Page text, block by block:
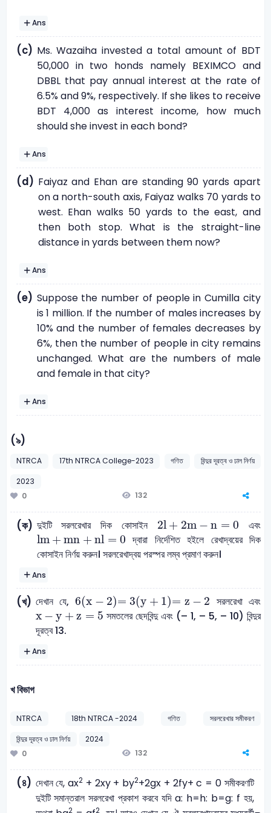
Ans
(c) Ms. Wazaiha invested a total amount of BDT
50,000 in two honds namely BEXIMCO and
DBBL that pay annual interest at the rate of
6.5% and 9%, respectively. If she likes to receive
BDT 4,000 as interest income, how much
should she invest in each bond?
Ans
(d) Faiyaz and Ehan are standing 90 yards apart
on a north-south axis, Faiyaz walks 70 yards to
west. Ehan walks 50 yards to the east, and
then both stop. What is the straight-line
distance in yards between them now?
Ans
(e) Suppose the number of people in Cumilla city
is 1 million. If the number of males increases by
10% and the number of females decreases by
6%, then the number of people in city remains
unchanged. What are the numbers of male
and female in that city?
Ans
(৯)
NTRCA 17th NTRCA College-2023 গণিত
বিন্দুর দূরত্ব ও ঢাল নির্ণয়
2023
0
132
(ক) দুইটি সরলরেখার দিক কোসাইন 2l + 2m − n = 0
2l + 2m- = 0
এবং
lm + mn + nl = 0
lm + mn+nl=0
দ্বারা নির্দেশিত হইলে রেখাদ্বয়ের দিক
কোসাইন নির্ণয় করুন। সরলরেখাদ্বয় পরস্পর লম্ব প্রমাণ করুন।
Ans
(খ) দেখান যে,6(x − 2)= 3(y + 1)= z − 2
6x- =3 +1=z - 2
সরলরেখা এবং
x − y + z = 5
x- + z=5
সমতলের ছেদবিন্দু এবং (– 1, – 5, – 10) বিন্দুর
দূরত্ব 13.
Ans
খ বিভাগ
NTRCA 18th NTRCA -2024 গণিত
সরলরেখার সমীকরণ
বিন্দুর দূরত্ব ও ঢাল নির্ণয়
2024
0
132
(৪) দেখান যে, ax2 + 2xy + by2+2gx + 2fy+ c = 0 সমীকরণটি
দুইটি সমান্তরাল সরলরেখা প্রকাশ করবে যদি a: h=h: b=g: f হয়,
2 2